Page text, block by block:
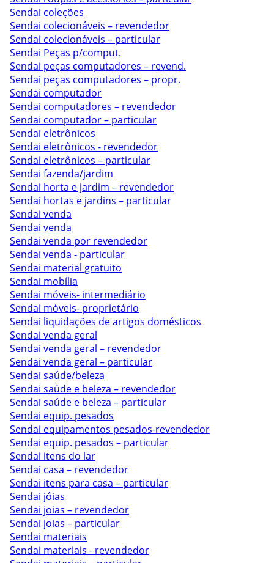
Sendai coleções
Sendai colecionáveis – revendedor
Sendai colecionáveis – particular
Sendai Peças p/comput.
Sendai peças computadores – revend.
Sendai peças computadores – propr.
Sendai computador
Sendai computadores – revendedor
Sendai computador – particular
Sendai eletrônicos
Sendai eletrônicos - revendedor
Sendai eletrônicos – particular
Sendai fazenda/jardim
Sendai horta e jardim – revendedor
Sendai hortas e jardins – particular
Sendai venda
Sendai venda
Sendai venda por revendedor
Sendai venda - particular
Sendai material gratuito
Sendai mobília
Sendai móveis- intermediário
Sendai móveis- proprietário
Sendai liquidações de artigos domésticos
Sendai venda geral
Sendai venda geral – revendedor
Sendai venda geral – particular
Sendai saúde/beleza
Sendai saúde e beleza – revendedor
Sendai saúde e beleza – particular
Sendai equip. pesados
Sendai equipamentos pesados-revendedor
Sendai equip. pesados – particular
Sendai itens do lar
Sendai casa – revendedor
Sendai itens para casa – particular
Sendai jóias
Sendai joias – revendedor
Sendai joias – particular
Sendai materiais
Sendai materiais - revendedor